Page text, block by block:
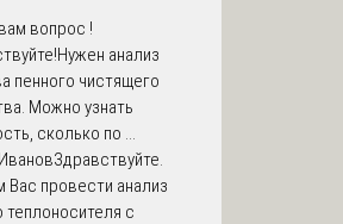
вопрос !
анализ
пенного чистящего
Можно узнать
сколько по ...
Здравствуйте.
Вас провести анализ
теплоносителя с